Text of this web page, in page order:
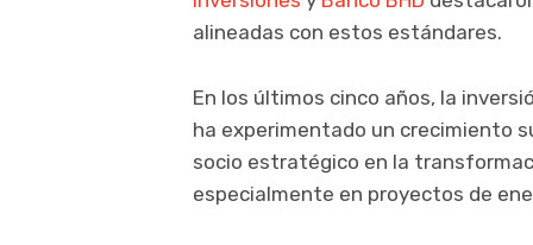
alineadas con estos estándares.
En los últimos cinco años, la
ha experimentado un crecimiento
socio estratégico en la
especialmente en proyectos de